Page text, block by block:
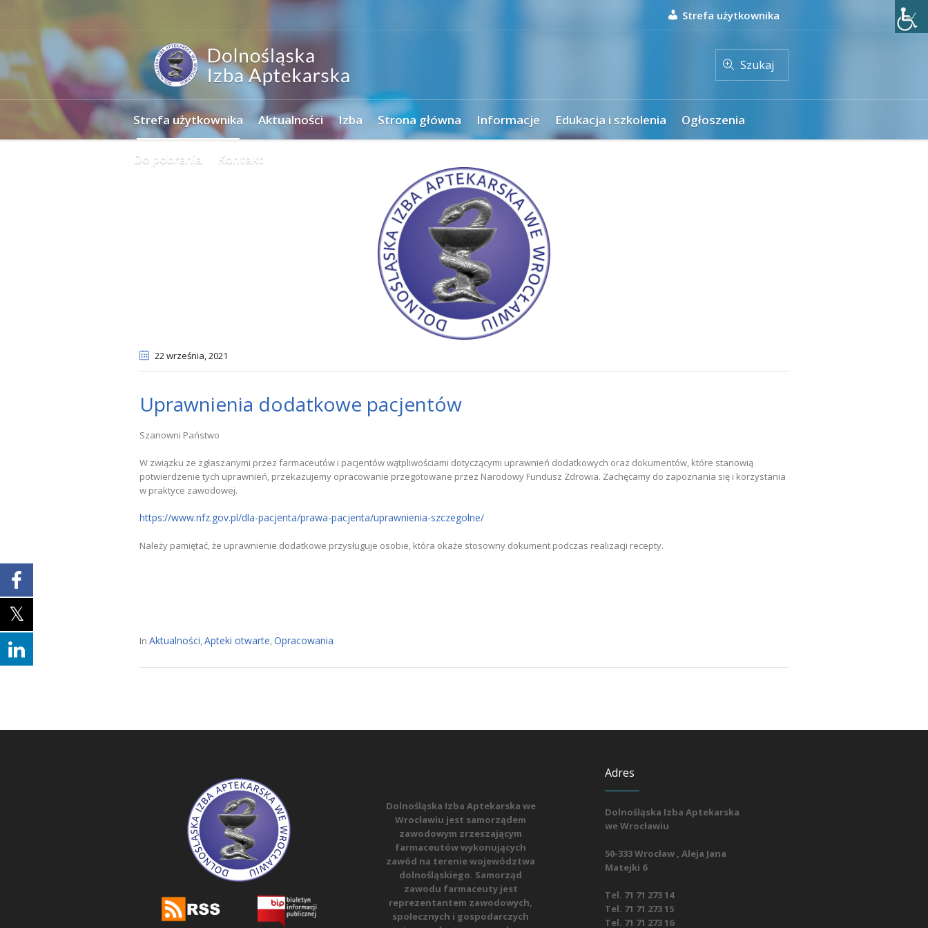
Strefa użytkownika
Szukaj
Strefa użytkownika Aktualności Izba Strona główna Informacje Edukacja i szkolenia Ogłoszenia
Do pobrania Kontakt
22 września, 2021
Uprawnienia dodatkowe pacjentów
Szanowni Państwo
W związku ze zgłaszanymi przez farmaceutów i pacjentów wątpliwościami dotyczącymi uprawnień dodatkowych oraz dokumentów, które stanowią
potwierdzenie tych uprawnień, przekazujemy opracowanie przegotowane przez Narodowy Fundusz Zdrowia. Zachęcamy do zapoznania się i korzystania
w praktyce zawodowej.
https://www.nfz.gov.pl/dla-pacjenta/prawa-pacjenta/uprawnienia-szczegolne/
Należy pamiętać, że uprawnienie dodatkowe przysługuje osobie, która okaże stosowny dokument podczas realizacji recepty.
In Aktualności,Apteki otwarte,Opracowania
Dolnośląska Izba Aptekarska we
Wrocławiu jest samorządem
zawodowym zrzeszającym
farmaceutów wykonujących
zawód na terenie województwa
dolnośląskiego. Samorząd
zawodu farmaceuty jest
reprezentantem zawodowych,
społecznych i gospodarczych
Adres
Dolnośląska Izba Aptekarska
we Wrocławiu
50-333 Wrocław , Aleja Jana
Matejki 6
Tel. 71 71 273 14
Tel. 71 71 273 15
Tel. 71 71 273 16